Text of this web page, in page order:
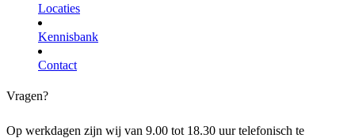
Locaties
Kennisbank
Contact
Vragen?
Op werkdagen zijn wij van 9.00 tot 18.30 uur telefonisch te